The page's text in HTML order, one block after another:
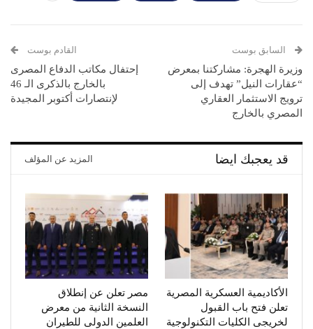
السابق بوست
وزيرة الهجرة: مشاركتنا بمعرض
“عقارات النيل” تهدف إلى
ترويج الاستثمار العقاري
المصري بالخارج
القادم بوست
إحتفال مكاتب الدفاع المصرى
بالخارج بالذكرى الـ 46
لإنتصارات أكتوبر المجيدة
قد يعجبك ايضا المزيد عن المؤلف
الأكاديمية العسكرية المصرية
تعلن فتح باب القبول
لخريجى الكليات التكنولوجية
مصر تعلن عن إنطلاق
النسخة الثانية من معرض
العلمين الدولى للطيران